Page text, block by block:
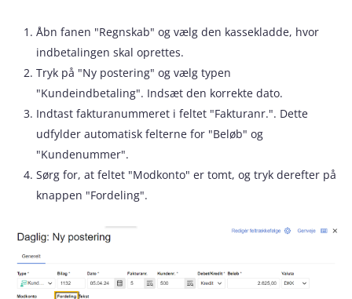
Åbn fanen "Regnskab" og vælg den kassekladde, hvor
indbetalingen skal oprettes.
Tryk på "Ny postering" og vælg typen
"Kundeindbetaling". Indsæt den korrekte dato.
Indtast fakturanummeret i feltet "Fakturanr.". Dette
udfylder automatisk felterne for "Beløb" og
"Kundenummer".
Sørg for, at feltet "Modkonto" er tomt, og tryk derefter på
knappen "Fordeling".